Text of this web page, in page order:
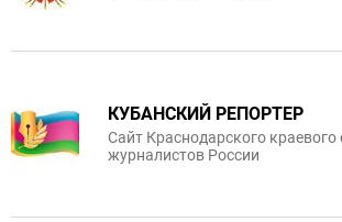
КУБАНСКИЙ РЕПОРТЕР
Сайт Краснодарского
журналистов России